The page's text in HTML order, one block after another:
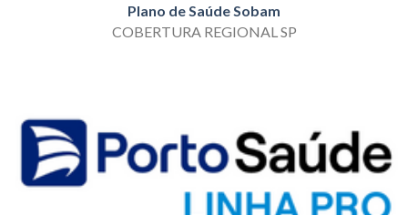
Plano de Saúde Sobam
COBERTURA REGIONAL SP